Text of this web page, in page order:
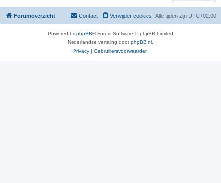
Forumoverzicht Alle tijden zijn UTC+02:00
Verwijder cookies
Contact
Powered by phpBB® Forum Software © phpBB Limited
Nederlandse vertaling doorphpBB.nl
Privacy | Gebruikersvoorwaarden